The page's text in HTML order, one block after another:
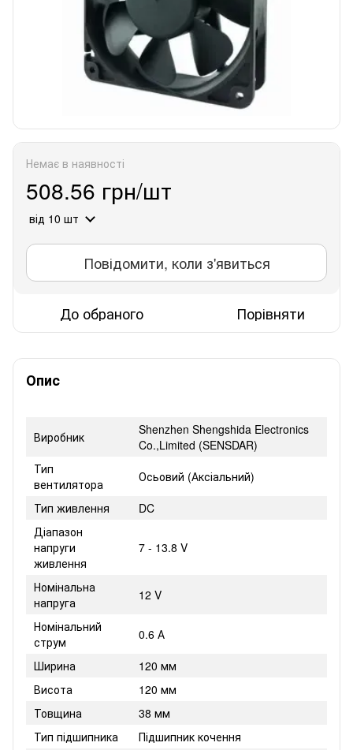
Немає в наявності
508.56 грн/шт
від 10 шт
Повідомити, коли з'явиться
До обраного Порівняти
Опис
Виробник
Shenzhen Shengshida Electronics
Co.,Limited (SENSDAR)
Тип
вентилятора
Осьовий (Аксіальний)
Тип живлення
DC
Діапазон
напруги
живлення
7 - 13.8 V
Номінальна
напруга
12 V
Номінальний
струм
0.6 А
Ширина
120 мм
Висота
120 мм
Товщина
38 мм
Тип підшипника
Підшипник кочення